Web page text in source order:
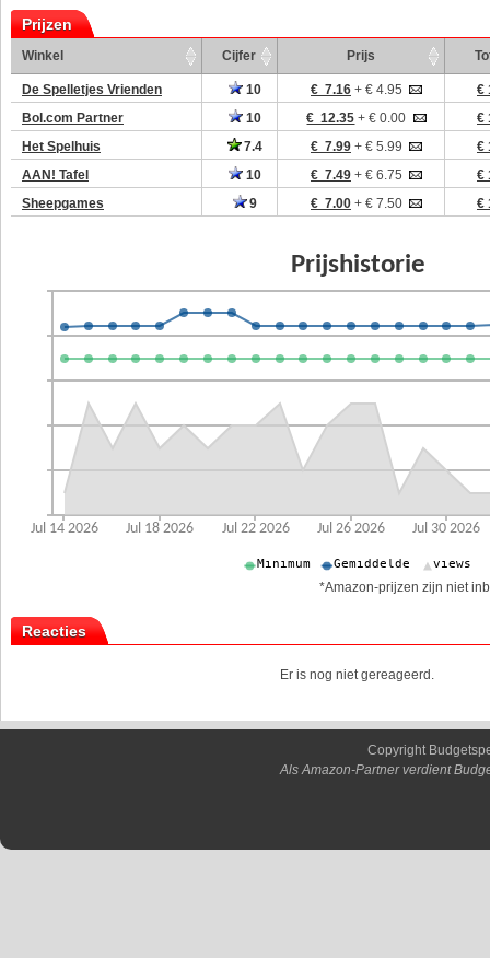
Prijzen
Winkel Cijfer Prijs
De Spelletjes Vrienden 10 € 7.16 + € 4.95
€
Bol.com Partner
10 € 12.35 + € 0.00
€
Het Spelhuis
7.4 € 7.99 + € 5.99
€
AAN! Tafel
10 € 7.49 + € 6.75
€
Sheepgames
9 € 7.00 + € 7.50 €
*Amazon-prijzen zijn niet
Reacties
Er is nog niet gereageerd.
Copyright
Als Amazon-Partner verdient